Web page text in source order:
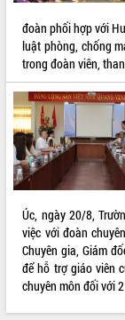
đoàn phối hợp với
luật phòng, chống
trong đoàn viên,
Úc, ngày 20/8,
việc với đoàn
Chuyên gia, Giám
để hỗ trợ giáo viên
chuyên môn đối với